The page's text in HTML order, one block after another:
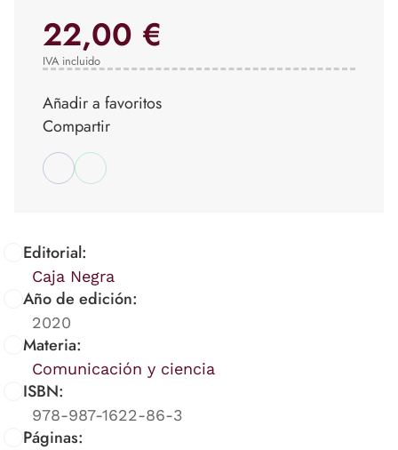
Editorial:
Caja Negra
Año de edición:
2020
Materia:
Comunicación y ciencia
ISBN:
978-987-1622-86-3
Páginas:
22,00 €
IVA incluido
Añadir a favoritos
Compartir